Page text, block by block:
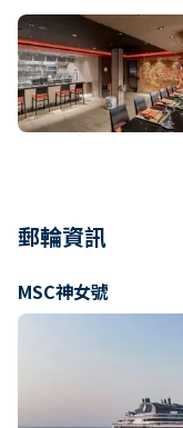
郵輪資訊
MSC神女號